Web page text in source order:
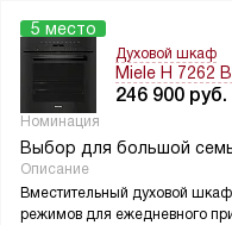
5 место
Духовой шкаф
Miele H 7262
246 900 руб.
Номинация
Выбор для большой
Описание
Вместительный духовой
режимов для ежедневного